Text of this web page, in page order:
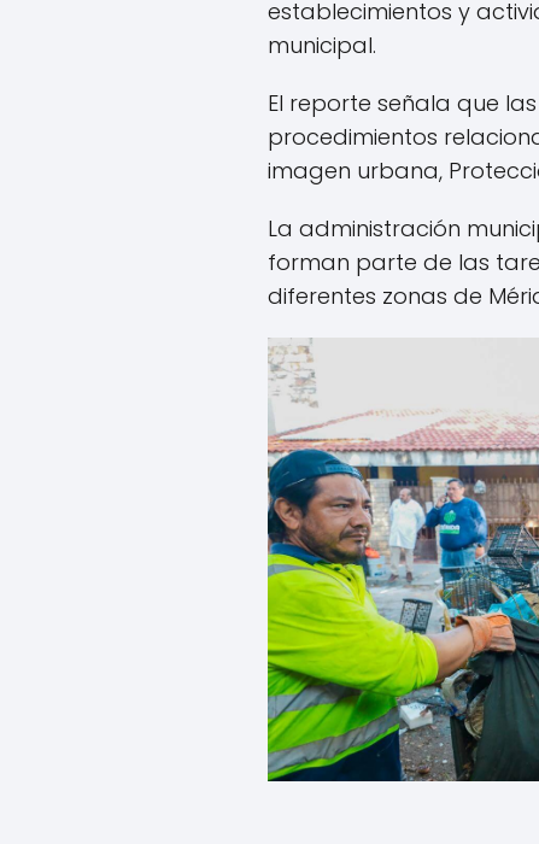
establecimientos y
municipal.
El reporte señala que
procedimientos
imagen urbana,
La administración
forman parte de las
diferentes zonas de